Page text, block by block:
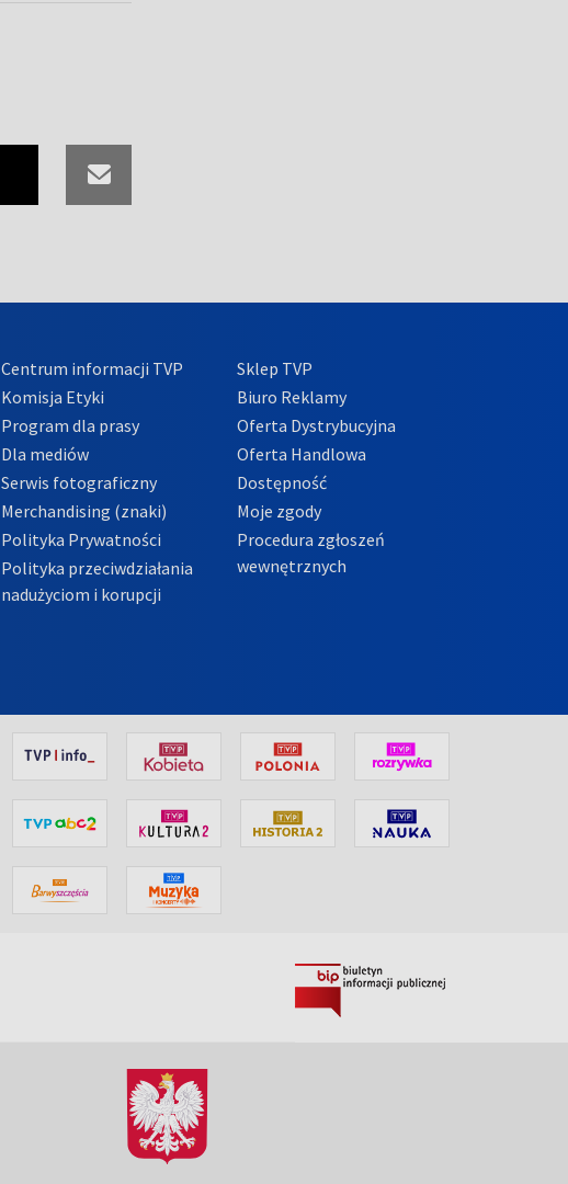
Centrum informacji TVP
Komisja Etyki
Program dla prasy
Dla mediów
Serwis fotograficzny
Merchandising (znaki)
Polityka Prywatności
Polityka przeciwdziałania
nadużyciom i korupcji
Sklep TVP
Biuro Reklamy
Oferta Dystrybucyjna
Oferta Handlowa
Dostępność
Moje zgody
Procedura zgłoszeń
wewnętrznych